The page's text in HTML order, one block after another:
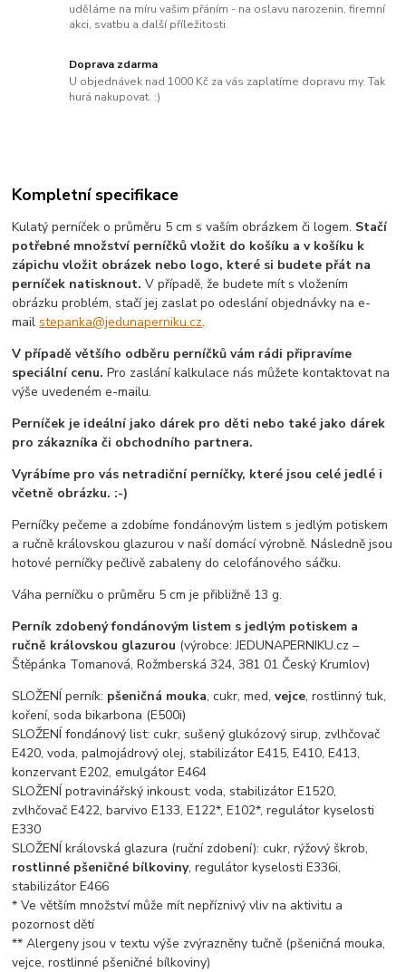
uděláme na míru vašim přáním - na oslavu narozenin, firemní
akci, svatbu a další příležitosti.
Doprava zdarma
U objednávek nad 1000 Kč za vás zaplatíme dopravu my. Tak
hurá nakupovat. :)
Kompletní specifikace
Kulatý perníček o průměru 5 cm s vaším obrázkem či logem. Stačí
potřebné množství perníčků vložit do košíku a v košíku k
zápichu vložit obrázek nebo logo, které si budete přát na
perníček natisknout.V případě, že budete mít s vložením
obrázku problém, stačí jej zaslat po odeslání objednávky na e-
mailstepanka@jedunaperniku.cz.
V případě většího odběru perníčků vám rádi připravíme
speciální cenu. Pro zaslání kalkulace nás můžete kontaktovat na
výše uvedeném e-mailu.
Perníček je ideální jako dárek pro děti nebo také jako dárek
pro zákazníka či obchodního partnera.
Vyrábíme pro vás netradiční perníčky, které jsou celé jedlé i
včetně obrázku. :-)
Perníčky pečeme a zdobíme fondánovým listem s jedlým potiskem
a ručně královskou glazurou v naší domácí výrobně. Následně jsou
hotové perníčky pečlivě zabaleny do celofánového sáčku.
Váha perníčku o průměru 5 cm je přibližně 13 g.
Perník zdobený fondánovým listem s jedlým potiskem a
ručně královskou glazurou (výrobce: JEDUNAPERNIKU.cz –
Štěpánka Tomanová, Rožmberská 324, 381 01 Český Krumlov)
SLOŽENÍ perník: pšeničná mouka, cukr, med,vejce, rostlinný tuk,
koření, soda bikarbona (E500i)
SLOŽENÍ fondánový list: cukr, sušený glukózový sirup, zvlhčovač
E420, voda, palmojádrový olej, stabilizátor E415, E410, E413,
konzervant E202, emulgátor E464
SLOŽENÍ potravinářský inkoust: voda, stabilizátor E1520,
zvlhčovač E422, barvivo E133, E122*, E102*, regulátor kyselosti
E330
SLOŽENÍ královská glazura (ruční zdobení): cukr, rýžový škrob,
rostlinné pšeničné bílkoviny, regulátor kyselosti E336i,
stabilizátor E466
* Ve větším množství může mít nepříznivý vliv na aktivitu a
pozornost dětí
** Alergeny jsou v textu výše zvýrazněny tučně (pšeničná mouka,
vejce, rostlinné pšeničné bílkoviny)